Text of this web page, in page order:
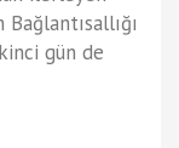
Bağlantısallığı
gün de